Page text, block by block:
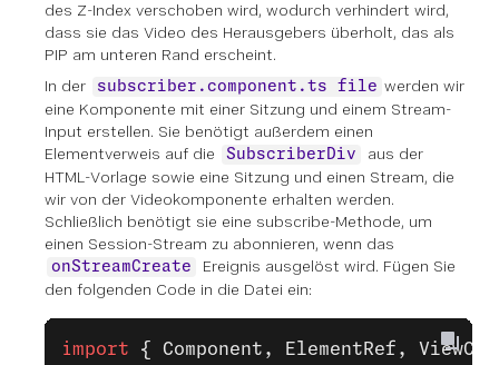
des Z-Index verschoben wird, wodurch verhindert wird,
dass sie das Video des Herausgebers überholt, das als
PIP am unteren Rand erscheint.
In der
subscriber.component.ts file werden wir
eine Komponente mit einer Sitzung und einem Stream-
Input erstellen. Sie benötigt außerdem einen
Elementverweis auf die
SubscriberDiv
aus der
HTML-Vorlage sowie eine Sitzung und einen Stream, die
wir von der Videokomponente erhalten werden.
Schließlich benötigt sie eine subscribe-Methode, um
einen Session-Stream zu abonnieren, wenn das
onStreamCreate
Ereignis ausgelöst wird. Fügen Sie
den folgenden Code in die Datei ein:
import { Component, ElementRef,